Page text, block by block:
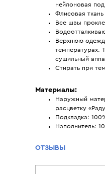
нейлоновая
Флисовая
Все швы
Верхнюю
температурах.
сушильный
Стирать при
Материалы:
Наружный
расцветку
Подкладка:
Наполнитель:
ОТЗЫВЫ